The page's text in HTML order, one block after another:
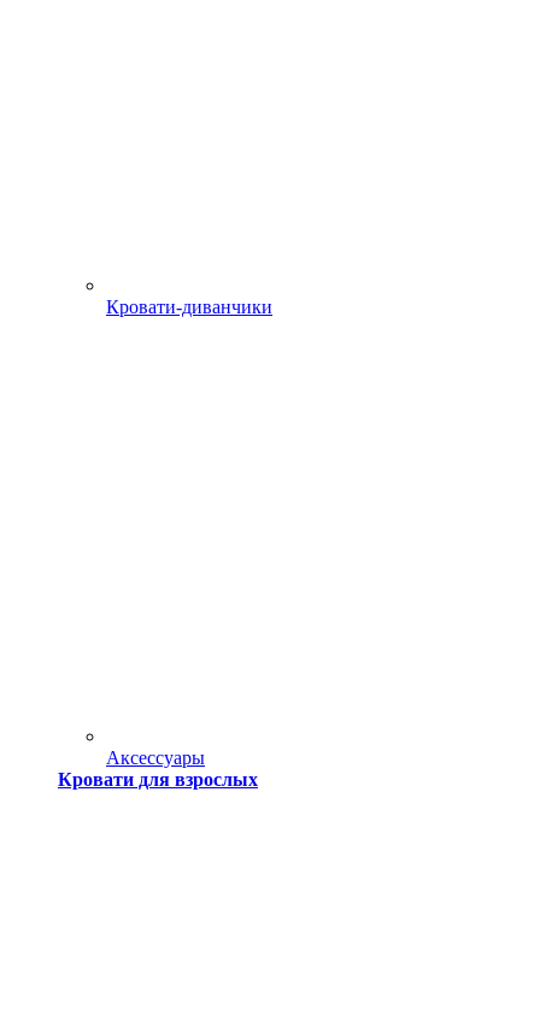
Кровати-диванчики
Аксессуары
Кровати для взрослых